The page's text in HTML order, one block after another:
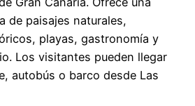
de paisajes naturales,
playas, gastronomía y
Los visitantes pueden llegar
autobús o barco desde Las